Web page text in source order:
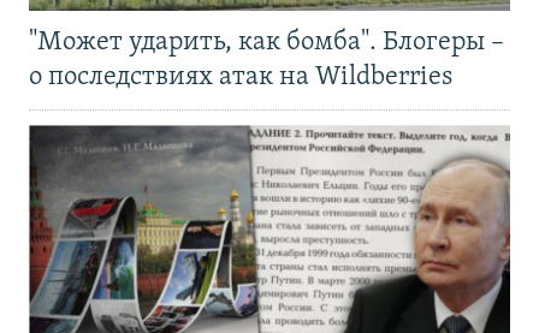
"Может ударить, как бомба". Блогеры –
о последствиях атак на Wildberries